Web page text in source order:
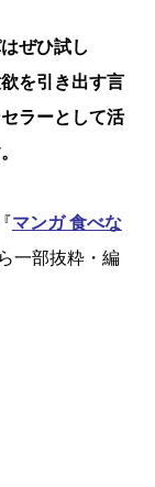
ぜひ試し
を引き出す言
ラーとして活
マンガ 食べな
一部抜粋・編